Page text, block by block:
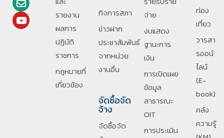
รายงาน
ผลการ
ปฏิบัติ
ราชการ
กฎหมายที่
เกี่ยวข้อง
กิจการสภา
ข่าวฝาก
ประชาสัมพันธ์
จากหน่วย
งานอื่น
จัดซื้อจัด
จ้าง
จัดซื้อจัด
จ่าย
งบแสดง
ฐานะการ
เงิน
การเปิดเผย
ข้อมูล
สาธารณะ
OIT
การประเมิน
ท่อง
เที่ยว
วารสา
รออน์
ไลน์
(E-
book)
คลัง
ความรู้